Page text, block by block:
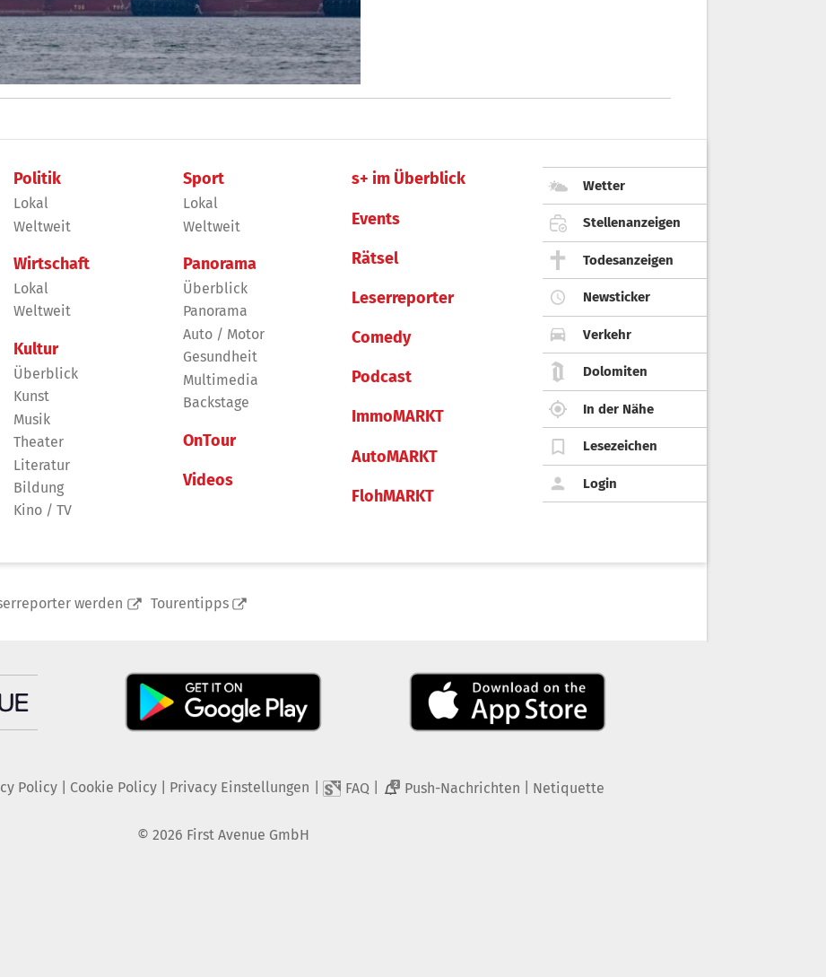
Politik
Lokal
Weltweit
Wirtschaft
Lokal
Weltweit
Kultur
Überblick
Kunst
Musik
Theater
Literatur
Bildung
Kino / TV
Sport
Lokal
Weltweit
Panorama
Überblick
Panorama
Auto / Motor
Gesundheit
Multimedia
Backstage
OnTour
Videos
s+ im Überblick
Events
Rätsel
Leserreporter
Comedy
Podcast
ImmoMARKT
AutoMARKT
FlohMARKT
Wetter
Stellenanzeigen
Todesanzeigen
Newsticker
Verkehr
Dolomiten
In der Nähe
Lesezeichen
Login
werden Tourentipps
Policy| Cookie Policy| Privacy Einstellungen FAQ 2 Push-Nachrichten Netiquette
© 2026 First Avenue GmbH